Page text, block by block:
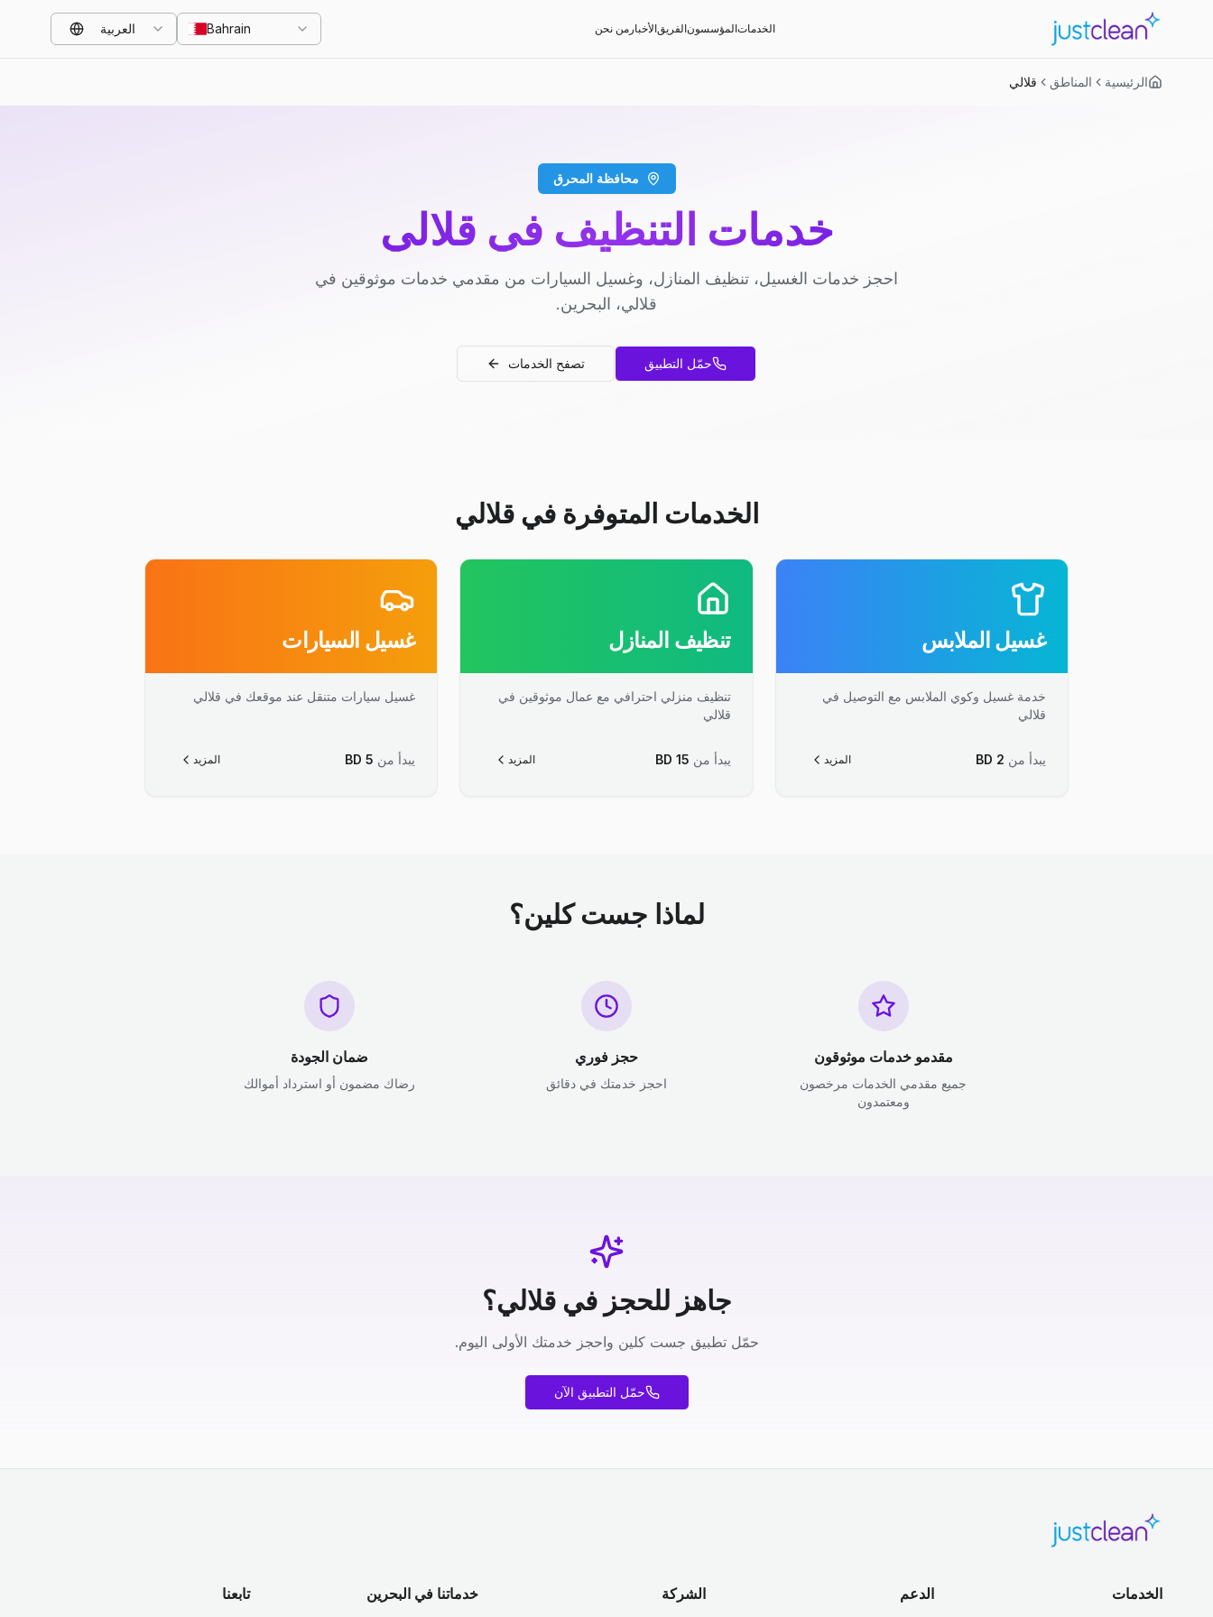
الخدماتالمؤسسونالفريقالأخبار من نحن Bahrain العربية
الرئيسية المناطق قلالي
محافظة المحرق
خدمات التنظيف في قلالي
احجز خدمات الغسيل، تنظيف المنازل، وغسيل السيارات من مقدمي خدمات موثوقين في
قلالي، البحرين.
حمّل التطبيق تصفح الخدمات
الخدمات المتوفرة في قلالي
غسيل الملابس
خدمة غسيل وكوي الملابس مع التوصيل في
قلالي
يبدأ من BD 2 المزيد
تنظيف المنازل
تنظيف منزلي احترافي مع عمال موثوقين في
قلالي
يبدأ من BD 15 المزيد
غسيل السيارات
غسيل سيارات متنقل عند موقعك في قلالي
يبدأ من BD 5 المزيد
لماذا جست كلين؟
مقدمو خدمات موثوقون
جميع مقدمي الخدمات مرخصون
ومعتمدون
حجز فوري
احجز خدمتك في دقائق
ضمان الجودة
رضاك مضمون أو استرداد أموالك
جاهز للحجز في قلالي؟
حمّل تطبيق جست كلين واحجز خدمتك الأولى اليوم.
حمّل التطبيق الآن
الخدمات الدعم الشركة خدماتنا في البحرين تابعنا